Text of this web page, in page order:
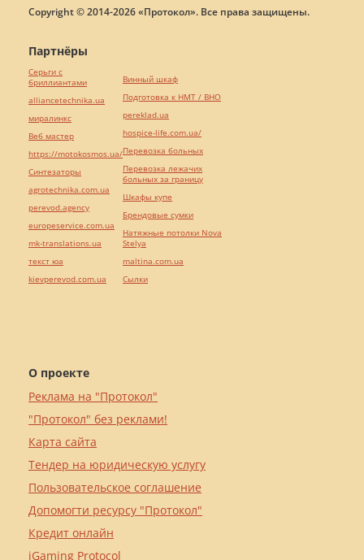
Copyright © 2014-2026 «Протокол». Все права защищены.
О проекте
Реклама на "Протокол"
"Протокол" без реклами!
Карта сайта
Тендер на юридическую услугу
Пользовательское соглашение
Допомогти ресурсу "Протокол"
Кредит онлайн
iGaming Protocol
Партнёры
Серьги с
бриллиантами
alliancetechnika.ua
миралинкс
Веб мастер
https://motokosmos.ua/
Синтезаторы
agrotechnika.com.ua
perevod.agency
europeservice.com.ua
mk-translations.ua
текст юа
kievperevod.com.ua
Винный шкаф
Подготовка к НМТ / ВНО
pereklad.ua
hospice-life.com.ua/
Перевозка больных
Перевозка лежачих
больных за границу
Шкафы купе
Брендовые сумки
Натяжные потолки Nova
Stelya
maltina.com.ua
Cылки